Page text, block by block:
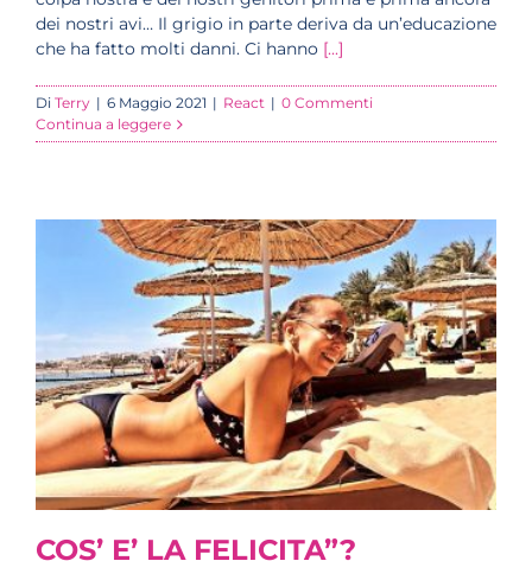
dei nostri avi… Il grigio in parte deriva da un’educazione
che ha fatto molti danni. Ci hanno [...]
Di Terry | 6 Maggio 2021 | React | 0 Commenti
Continua a leggere
COS’ E’ LA FELICITA”?